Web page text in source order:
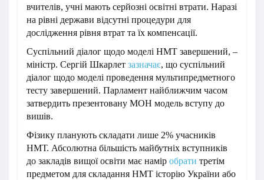
вчителів, учні мають серйозні освітні втрати. Наразі
на рівні держави відсутні процедури для
дослідження рівня втрат та їх компенсації.
Суспільний діалог щодо моделі НМТ завершений, –
міністр. Сергій Шкарлет зазначає, що суспільний
діалог щодо моделі проведення мультипредметного
тесту завершений. Парламент найближчим часом
затвердить презентовану МОН модель вступу до
вишів.
Фізику планують складати лише 2% учасників
НМТ. Абсолютна більшість майбутніх вступників
до закладів вищої освіти має намір обрати третім
предметом для складання НМТ історію України або